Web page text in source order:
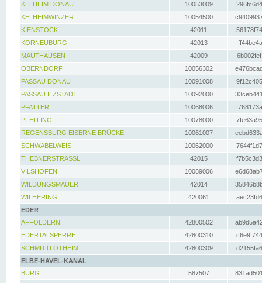
KELHEIM DONAU
10053009
KELHEIMWINZER
10054500
KIENSTOCK
42011
KORNEUBURG
42013
MAUTHAUSEN
42009
OBERNDORF
10056302
PASSAU DONAU
10091008
PASSAU ILZSTADT
10092000
PFATTER
10068006
PFELLING
10078000
REGENSBURG EISERNE BRÜCKE
10061007
SCHWABELWEIS
10062000
THEBNERSTRASSL
42015
VILSHOFEN
10089006
WILDUNGSMAUER
42014
WILHERING
420061
EDER
AFFOLDERN
42800502
EDERTALSPERRE
42800310
SCHMITTLOTHEIM
42800309
ELBE-HAVEL-KANAL
BURG
587507